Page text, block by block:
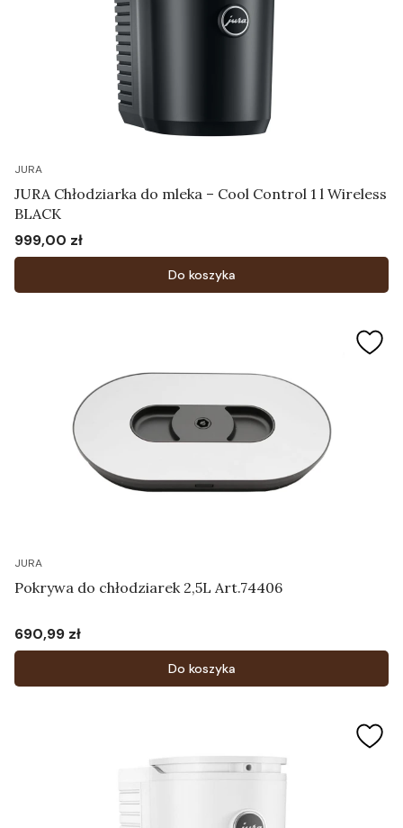
JURA
JURA Chłodziarka do mleka – Cool Control 1 l Wireless
BLACK
Cena
999,00 zł
Do koszyka
JURA
Pokrywa do chłodziarek 2,5L Art.74406
Cena
690,99 zł
Do koszyka